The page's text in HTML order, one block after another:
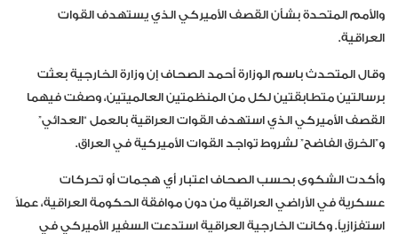
والأمم المتحدة بشأن القصف الأميركي الذي يستهدف القوات
العراقية.
وقال المتحدث باسم الوزارة أحمد الصحاف إن وزارة الخارجية بعثت
برسالتين متطابقتين لكل من المنظمتين العالميتين، وصفت فيهما
القصف الأميركي الذي استهدف القوات العراقية بالعمل “العدائي”
و”الخرق الفاضح” لشروط تواجد القوات الأميركية في العراق.
وأكدت الشكوى بحسب الصحاف اعتبار أي هجمات أو تحركات
عسكرية في الأراضي العراقية من دون موافقة الحكومة العراقية، عملاً
استفزازياً. وكانت الخارجية العراقية استدعت السفير الأميركي في